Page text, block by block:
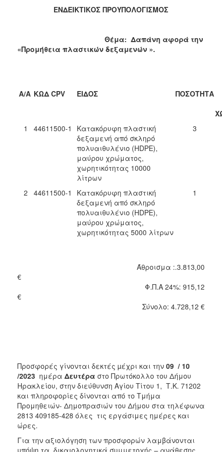
ΕΝΔΕΙΚΤΙΚΟΣ ΠΡΟΥΠΟΛΟΓΙΣΜΟΣ
Θέμα: Δαπάνη αφορά την
«Προμήθεια πλαστικών δεξαμενών ».
Α/Α ΚΩΔ CPV ΕΙΔΟΣ
ΠΟΣΟΤΗΤΑ
1
44611500-1
Κατακόρυφη πλαστική
δεξαμενή από σκληρό
πολυαιθυλένιο (HDPE),
μαύρου χρώματος,
χωρητικότητας 10000
λίτρων
3
2 44611500-1
Κατακόρυφη πλαστική
δεξαμενή από σκληρό
πολυαιθυλένιο (HDPE),
μαύρου χρώματος,
χωρητικότητας 5000 λίτρων
1
Άθροισμα :.3.813,00
€
Φ.Π.Α 24%: 915,12
Σύνολο: 4.728,12 €
Προσφορές γίνονται δεκτές µέχρι και την 09 / 10
/2023 ημέρα Δευτέρα στο Πρωτόκολλο του Δήμου
Ηρακλείου, στην διεύθυνση Αγίου Τίτου 1, Τ.Κ. 71202
και πληροφορίες δίνονται από το Τμήμα
Προμηθειών- Δημοπρασιών του Δήμου στα τηλέφωνα
2813 409185-428 όλες τις εργάσιμες ημέρες και
ώρες.
Για την αξιολόγηση των προσφορών λαμβάνονται
υπόψη τα δικαιολογητικά συμμετοχής – ανάθεσης